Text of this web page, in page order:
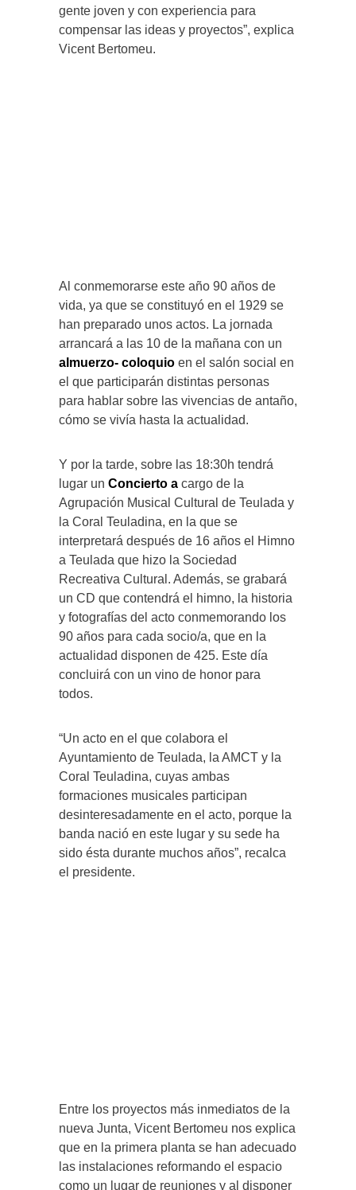
gente joven y con experiencia para
compensar las ideas y proyectos”, explica
Vicent Bertomeu.
Al conmemorarse este año 90 años de
vida, ya que se constituyó en el 1929 se
han preparado unos actos. La jornada
arrancará a las 10 de la mañana con un
almuerzo- coloquio en el salón social en
el que participarán distintas personas
para hablar sobre las vivencias de antaño,
cómo se vivía hasta la actualidad.
Y por la tarde, sobre las 18:30h tendrá
lugar un Concierto a cargo de la
Agrupación Musical Cultural de Teulada y
la Coral Teuladina, en la que se
interpretará después de 16 años el Himno
a Teulada que hizo la Sociedad
Recreativa Cultural. Además, se grabará
un CD que contendrá el himno, la historia
y fotografías del acto conmemorando los
90 años para cada socio/a, que en la
actualidad disponen de 425. Este día
concluirá con un vino de honor para
todos.
“Un acto en el que colabora el
Ayuntamiento de Teulada, la AMCT y la
Coral Teuladina, cuyas ambas
formaciones musicales participan
desinteresadamente en el acto, porque la
banda nació en este lugar y su sede ha
sido ésta durante muchos años”, recalca
el presidente.
Entre los proyectos más inmediatos de la
nueva Junta, Vicent Bertomeu nos explica
que en la primera planta se han adecuado
las instalaciones reformando el espacio
como un lugar de reuniones y al disponer